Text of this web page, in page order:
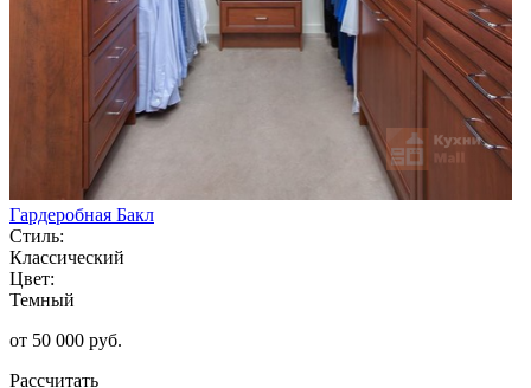
Гардеробная Бакл
Стиль:
Классический
Цвет:
Темный
от 50 000 руб.
Рассчитать